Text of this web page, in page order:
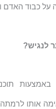
על כבוד האדם
לנגיש?
אותו